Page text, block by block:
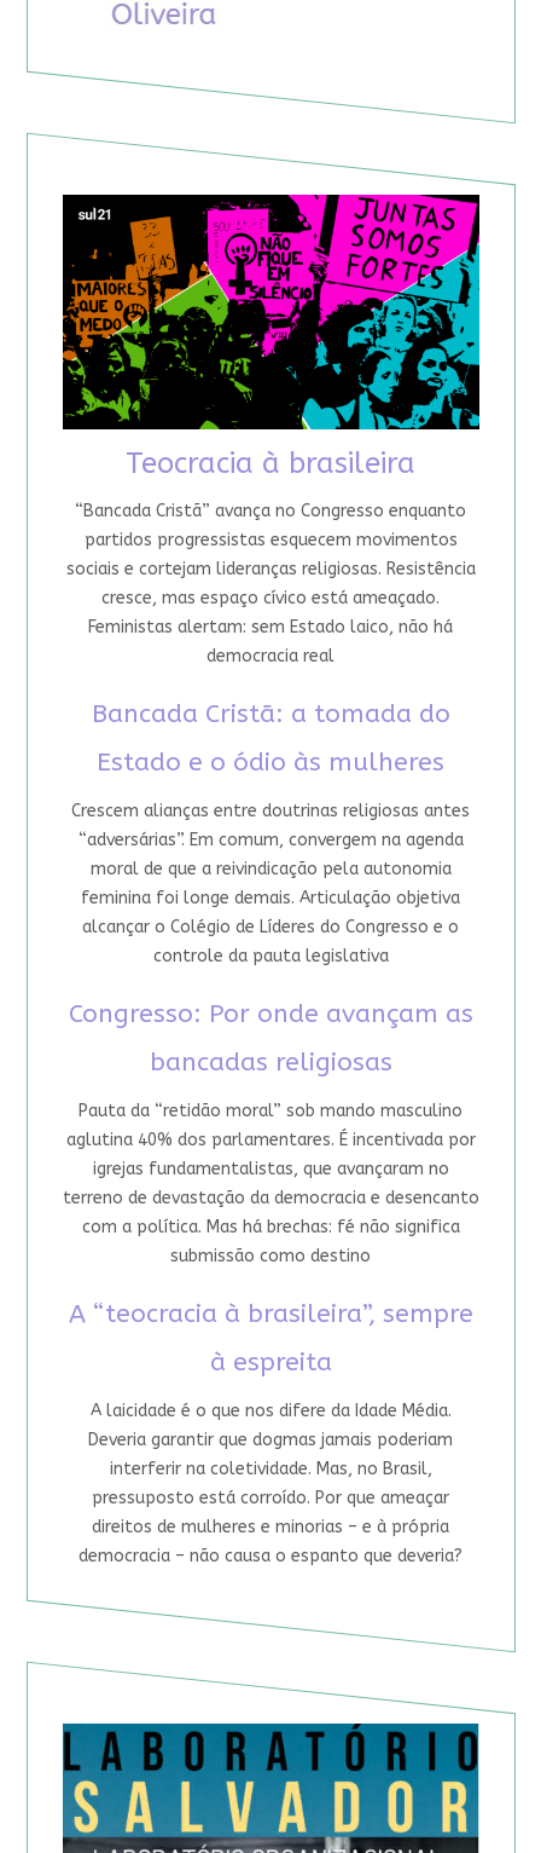
Teocracia à brasileira
“Bancada Cristã” avança no Congresso enquanto
partidos progressistas esquecem movimentos
sociais e cortejam lideranças religiosas. Resistência
cresce, mas espaço cívico está ameaçado.
Feministas alertam: sem Estado laico, não há
democracia real
Bancada Cristã: a tomada do
Estado e o ódio às mulheres
Crescem alianças entre doutrinas religiosas antes
“adversárias”. Em comum, convergem na agenda
moral de que a reivindicação pela autonomia
feminina foi longe demais. Articulação objetiva
alcançar o Colégio de Líderes do Congresso e o
controle da pauta legislativa
Congresso: Por onde avançam as
bancadas religiosas
Pauta da “retidão moral” sob mando masculino
aglutina 40% dos parlamentares. É incentivada por
igrejas fundamentalistas, que avançaram no
terreno de devastação da democracia e desencanto
com a política. Mas há brechas: fé não significa
submissão como destino
A “teocracia à brasileira”, sempre
à espreita
A laicidade é o que nos difere da Idade Média.
Deveria garantir que dogmas jamais poderiam
interferir na coletividade. Mas, no Brasil,
pressuposto está corroído. Por que ameaçar
direitos de mulheres e minorias – e à própria
democracia – não causa o espanto que deveria?